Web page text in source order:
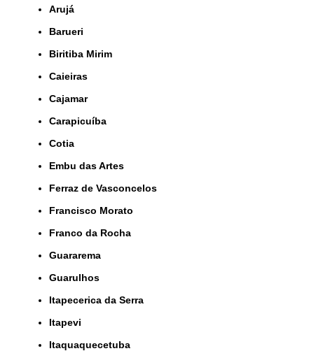
Arujá
Barueri
Biritiba Mirim
Caieiras
Cajamar
Carapicuíba
Cotia
Embu das Artes
Ferraz de Vasconcelos
Francisco Morato
Franco da Rocha
Guararema
Guarulhos
Itapecerica da Serra
Itapevi
Itaquaquecetuba